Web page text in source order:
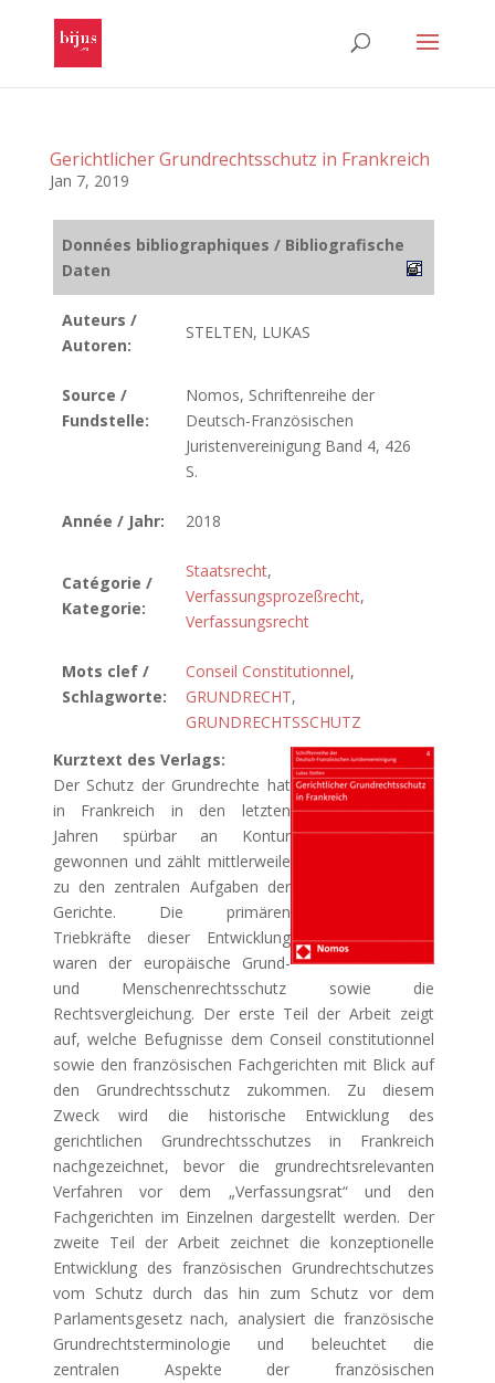
Gerichtlicher Grundrechtsschutz in Frankreich
Jan 7, 2019
Données bibliographiques / Bibliografische
Daten
Auteurs /
Autoren:
STELTEN, LUKAS
Source /
Fundstelle:
Nomos, Schriftenreihe der
Deutsch-Französischen
Juristenvereinigung Band 4, 426
S.
Année / Jahr: 2018
Catégorie /
Kategorie:
Staatsrecht,
Verfassungsprozeßrecht,
Verfassungsrecht
Mots clef /
Schlagworte:
Conseil Constitutionnel,
GRUNDRECHT,
GRUNDRECHTSSCHUTZ
Kurztext des Verlags:
Der Schutz der Grundrechte hat
in Frankreich in den letzten
Jahren spürbar an Kontur
gewonnen und zählt mittlerweile
zu den zentralen Aufgaben der
Gerichte. Die primären
Triebkräfte dieser Entwicklung
waren der europäische Grund-
und Menschenrechtsschutz sowie die
Rechtsvergleichung. Der erste Teil der Arbeit zeigt
auf, welche Befugnisse dem Conseil constitutionnel
sowie den französischen Fachgerichten mit Blick auf
den Grundrechtsschutz zukommen. Zu diesem
Zweck wird die historische Entwicklung des
gerichtlichen Grundrechtsschutzes in Frankreich
nachgezeichnet, bevor die grundrechtsrelevanten
Verfahren vor dem „Verfassungsrat“ und den
Fachgerichten im Einzelnen dargestellt werden. Der
zweite Teil der Arbeit zeichnet die konzeptionelle
Entwicklung des französischen Grundrechtschutzes
vom Schutz durch das hin zum Schutz vor dem
Parlamentsgesetz nach, analysiert die französische
Grundrechtsterminologie und beleuchtet die
zentralen Aspekte der französischen